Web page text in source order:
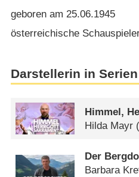
geboren am 25.06.1945
österreichische
Darstellerin in Serien
Himmel,
Hilda Mayr
Der
Barbara